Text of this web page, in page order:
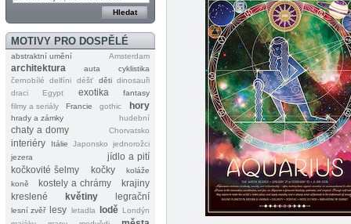
MOTIVY PRO DOSPĚLÉ
abstraktní umění Amsterdam
architektura auta
cyklistika
černobílé
delfíni déšť děti dinosauři
draci
Egypt exotika
fantasy
filmy a seriály
Francie gothic hory
hrady a zámky hudební
chaty a domy Chorvatsko
interiéry Itálie Japonsko
jednorožci
jezera
jídlo a pití
kočkovité šelmy
kočky
koláže
koně
kostely a chrámy
krajiny
kreslené
květiny legrační
lesní zvěř lesy letadla lodě Londýn